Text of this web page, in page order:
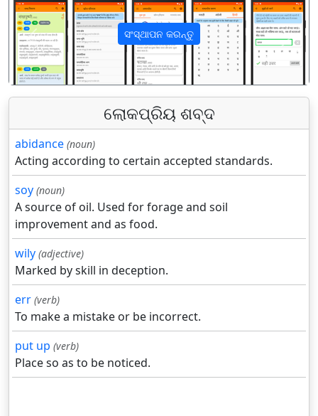
ସଂସ୍ଥାପନ କରନ୍ତୁ
पिछला अगला
ଲୋକପ୍ରିୟ ଶବ୍ଦ
abidance (noun)
Acting according to certain accepted standards.
soy (noun)
A source of oil. Used for forage and soil
improvement and as food.
wily (adjective)
Marked by skill in deception.
err (verb)
To make a mistake or be incorrect.
put up (verb)
Place so as to be noticed.